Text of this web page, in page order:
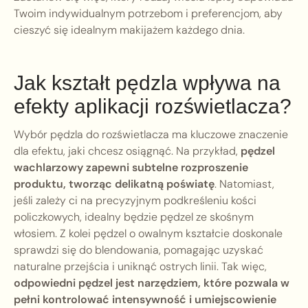
Twoim indywidualnym potrzebom i preferencjom, aby
cieszyć się idealnym makijażem każdego dnia.
Jak kształt pędzla wpływa na
efekty aplikacji rozświetlacza?
Wybór pędzla do rozświetlacza ma kluczowe znaczenie
dla efektu, jaki chcesz osiągnąć. Na przykład, pędzel
wachlarzowy zapewni subtelne rozproszenie
produktu, tworząc delikatną poświatę. Natomiast,
jeśli zależy ci na precyzyjnym podkreśleniu kości
policzkowych, idealny będzie pędzel ze skośnym
włosiem. Z kolei pędzel o owalnym kształcie doskonale
sprawdzi się do blendowania, pomagając uzyskać
naturalne przejścia i uniknąć ostrych linii. Tak więc,
odpowiedni pędzel jest narzędziem, które pozwala w
pełni kontrolować intensywność i umiejscowienie